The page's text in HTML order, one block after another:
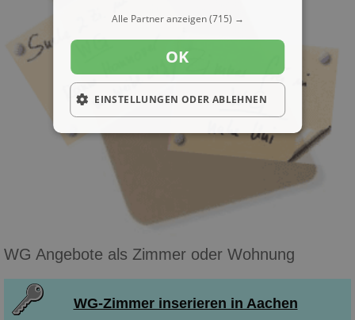
WG Angebote als Zimmer oder Wohnung
WG-Zimmer inserieren in Aachen
Alle Partner anzeigen(715) →
OK
EINSTELLUNGEN ODER ABLEHNEN